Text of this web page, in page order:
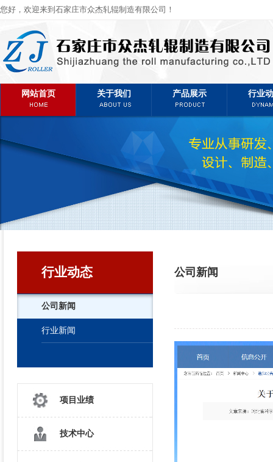
您好，欢迎来到石家庄市众杰轧辊制造有限公司！
网站首页 关于我们 产品展示 行业
行业动态
公司新闻
行业新闻
项目业绩
技术中心
公司新闻